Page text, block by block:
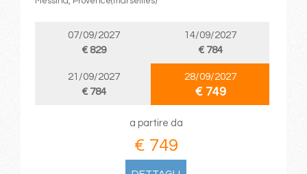
07/09/2027
€ 829
14/09/2027
€ 784
21/09/2027
€ 784
28/09/2027
€ 749
a partire da
€ 749